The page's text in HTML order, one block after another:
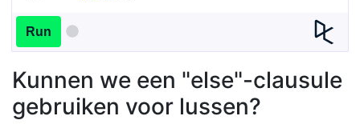
Run
Kunnen we een "else"-clausule
gebruiken voor lussen?